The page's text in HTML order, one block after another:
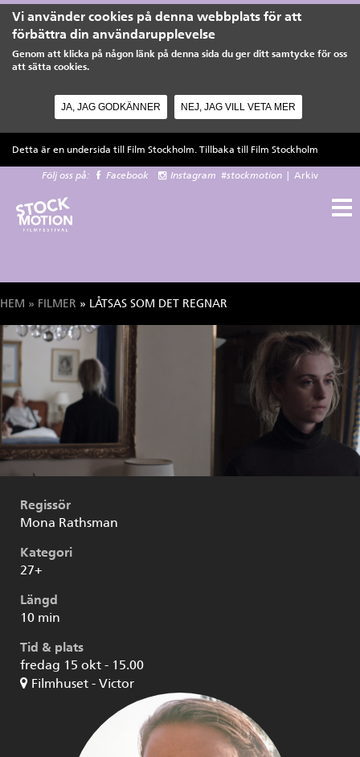
Vi använder cookies på denna webbplats för att
förbättra din användarupplevelse
Genom att klicka på någon länk på denna sida du ger ditt samtycke för oss
att sätta cookies.
JA, JAG GODKÄNNER NEJ, JAG VILL VETA MER
Detta är en undersida till Film Stockholm. Tillbaka till Film Stockholm
Följ oss på: Facebook Instagram #stockmotion Arkiv
Du är här
HEM » FILMER » LÅTSAS SOM DET REGNAR
Regissör
Mona Rathsman
Kategori
27+
Längd
10 min
Tid & plats
fredag 15 okt - 15.00
Filmhuset - Victor